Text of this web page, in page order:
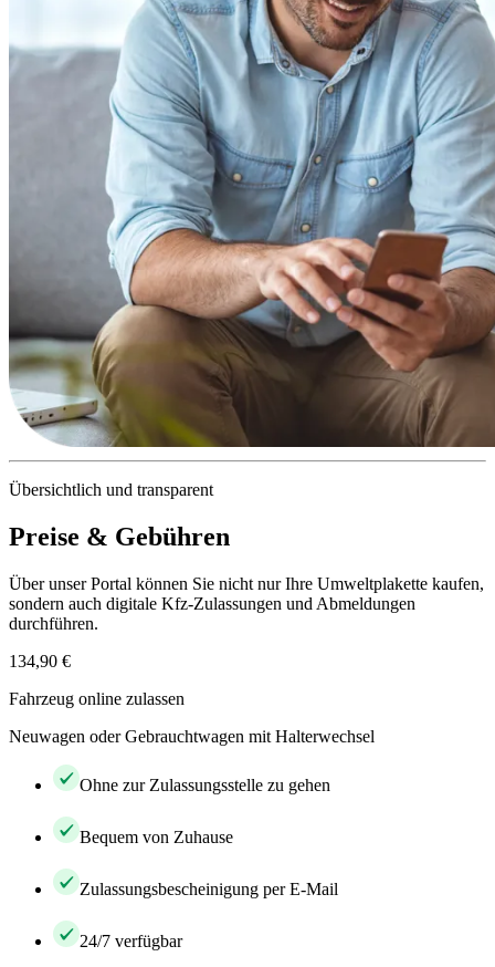
Übersichtlich und transparent
Preise & Gebühren
Über unser Portal können Sie nicht nur Ihre Umweltplakette kaufen,
sondern auch digitale Kfz-Zulassungen und Abmeldungen
durchführen.
134,90 €
Fahrzeug online zulassen
Neuwagen oder Gebrauchtwagen mit Halterwechsel
Ohne zur Zulassungsstelle zu gehen
Bequem von Zuhause
Zulassungsbescheinigung per E-Mail
24/7 verfügbar